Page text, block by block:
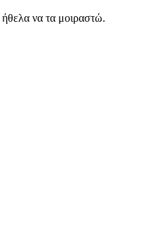
να τα μοιραστώ.